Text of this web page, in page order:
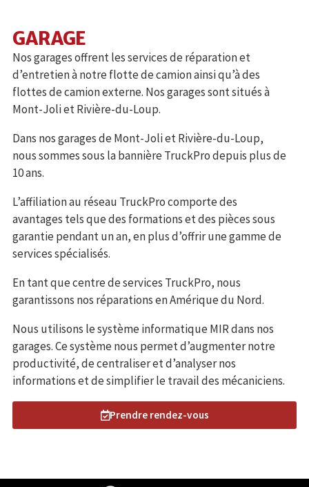
GARAGE
Nos garages offrent les services de réparation et
d’entretien à notre flotte de camion ainsi qu’à des
flottes de camion externe. Nos garages sont situés à
Mont-Joli et Rivière-du-Loup.
Dans nos garages de Mont-Joli et Rivière-du-Loup,
nous sommes sous la bannière TruckPro depuis plus de
10 ans.
L’affiliation au réseau TruckPro comporte des
avantages tels que des formations et des pièces sous
garantie pendant un an, en plus d’offrir une gamme de
services spécialisés.
En tant que centre de services TruckPro, nous
garantissons nos réparations en Amérique du Nord.
Nous utilisons le système informatique MIR dans nos
garages. Ce système nous permet d’augmenter notre
productivité, de centraliser et d’analyser nos
informations et de simplifier le travail des mécaniciens.
Prendre rendez-vous